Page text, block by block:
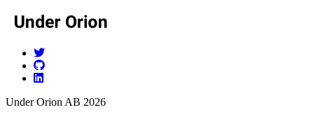
Under Orion AB 2026